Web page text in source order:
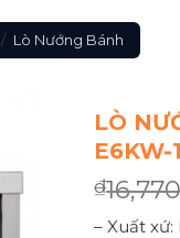
/ Lò Nướng Bánh
LÒ
E6KW-
₫
– Xuất xứ: